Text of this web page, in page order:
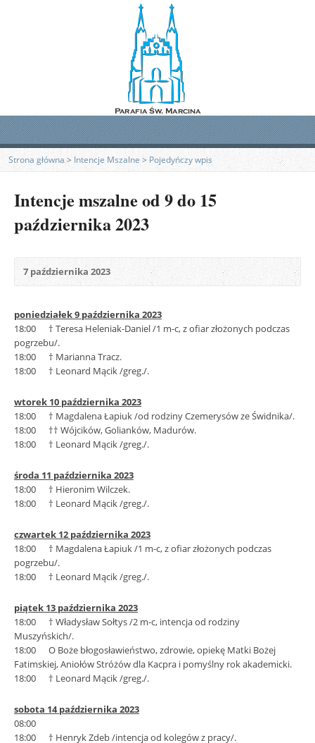
Strona główna> Intencje Mszalne> Pojedyńczy wpis
Intencje mszalne od 9 do 15
października 2023
7 października 2023
poniedziałek 9 października 2023
18:00 † Teresa Heleniak-Daniel /1 m-c, z ofiar złożonych podczas
pogrzebu/.
18:00 † Marianna Tracz.
18:00 † Leonard Mącik /greg./.
wtorek 10 października 2023
18:00 † Magdalena Łapiuk /od rodziny Czemerysów ze Świdnika/.
18:00 †† Wójcików, Golianków, Madurów.
18:00 † Leonard Mącik /greg./.
środa 11 października 2023
18:00 † Hieronim Wilczek.
18:00 † Leonard Mącik /greg./.
czwartek 12 października 2023
18:00 † Magdalena Łapiuk /1 m-c, z ofiar złożonych podczas
pogrzebu/.
18:00 † Leonard Mącik /greg./.
piątek 13 października 2023
18:00 † Władysław Sołtys /2 m-c, intencja od rodziny
Muszyńskich/.
18:00 O Boże błogosławieństwo, zdrowie, opiekę Matki Bożej
Fatimskiej, Aniołów Stróżów dla Kacpra i pomyślny rok akademicki.
18:00 † Leonard Mącik /greg./.
sobota 14 października 2023
08:00
18:00 † Henryk Zdeb /intencja od kolegów z pracy/.